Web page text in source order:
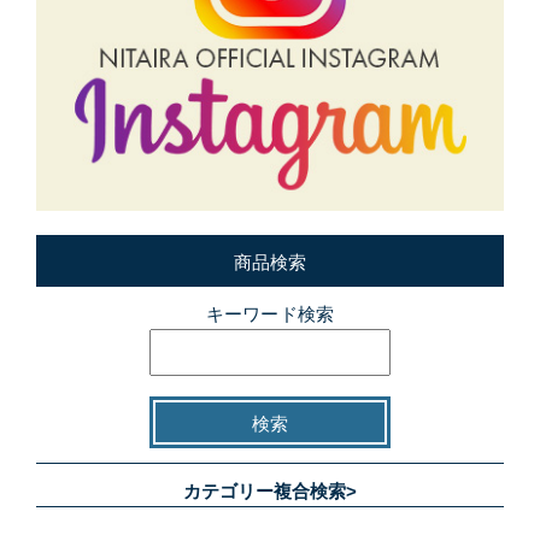
商品検索
キーワード検索
カテゴリー複合検索>